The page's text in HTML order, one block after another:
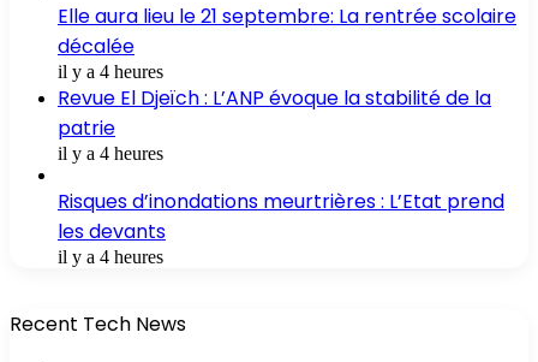
Elle aura lieu le 21 septembre: La rentrée scolaire
décalée
il y a 4 heures
Revue El Djeïch : L’ANP évoque la stabilité de la
patrie
il y a 4 heures
Risques d’inondations meurtrières : L’Etat prend
les devants
il y a 4 heures
Recent Tech News